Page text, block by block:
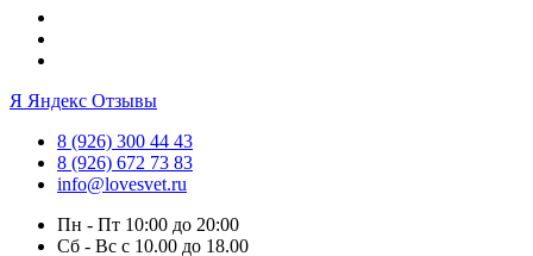
Я Яндекс Отзывы
8 (926) 300 44 43
8 (926) 672 73 83
info@lovesvet.ru
Пн - Пт 10:00 до 20:00
Сб - Вс с 10.00 до 18.00